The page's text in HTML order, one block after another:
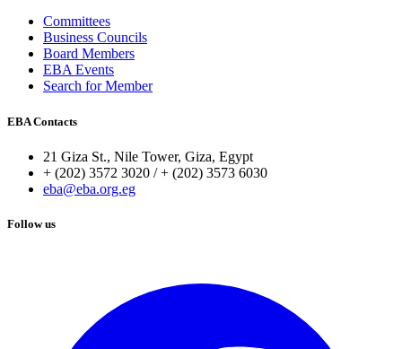
Committees
Business Councils
Board Members
EBA Events
Search for Member
EBA Contacts
21 Giza St., Nile Tower, Giza, Egypt
+ (202) 3572 3020 / + (202) 3573 6030
eba@eba.org.eg
Follow us